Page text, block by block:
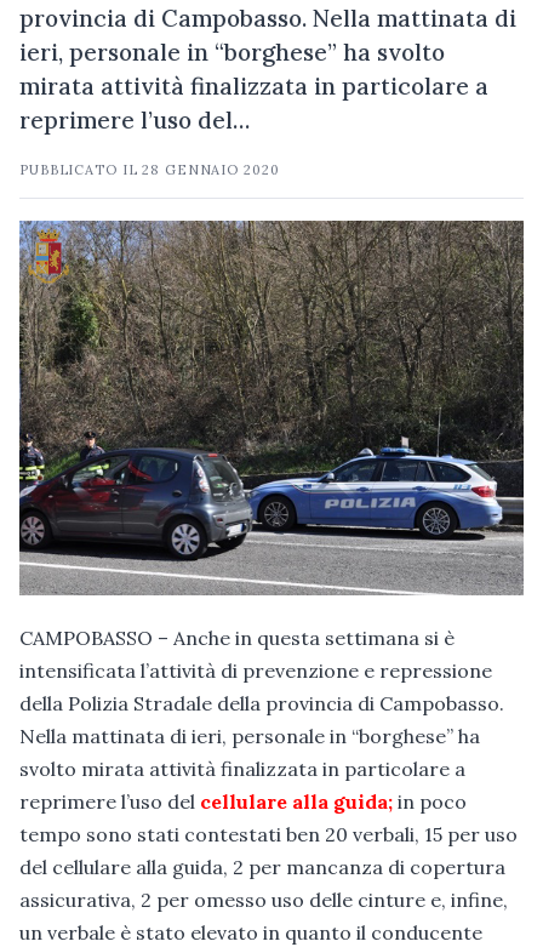
provincia di Campobasso. Nella mattinata di
ieri, personale in “borghese” ha svolto
mirata attività finalizzata in particolare a
reprimere l’uso del…
PUBBLICATO IL28 GENNAIO 2020
CAMPOBASSO – Anche in questa settimana si è
intensificata l’attività di prevenzione e repressione
della Polizia Stradale della provincia di Campobasso.
Nella mattinata di ieri, personale in “borghese” ha
svolto mirata attività finalizzata in particolare a
reprimere l’uso del cellulare alla guida; in poco
tempo sono stati contestati ben 20 verbali, 15 per uso
del cellulare alla guida, 2 per mancanza di copertura
assicurativa, 2 per omesso uso delle cinture e, infine,
un verbale è stato elevato in quanto il conducente